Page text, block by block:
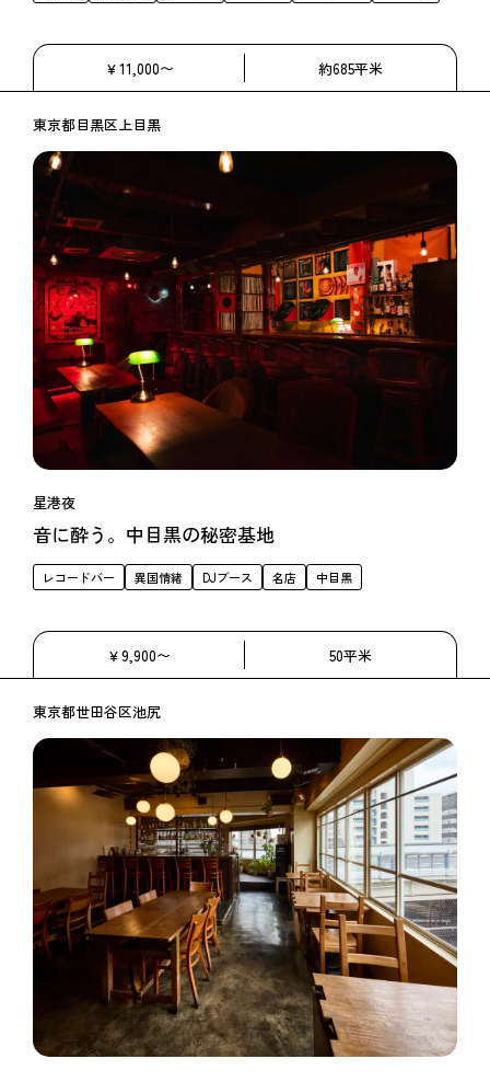
￥11,000〜 約685平米
東京都目黒区上目黒
星港夜
音に酔う。中目黒の秘密基地
レコードバー 異国情緒 DJブース 名店 中目黒
￥9,900〜 50平米
東京都世田谷区池尻